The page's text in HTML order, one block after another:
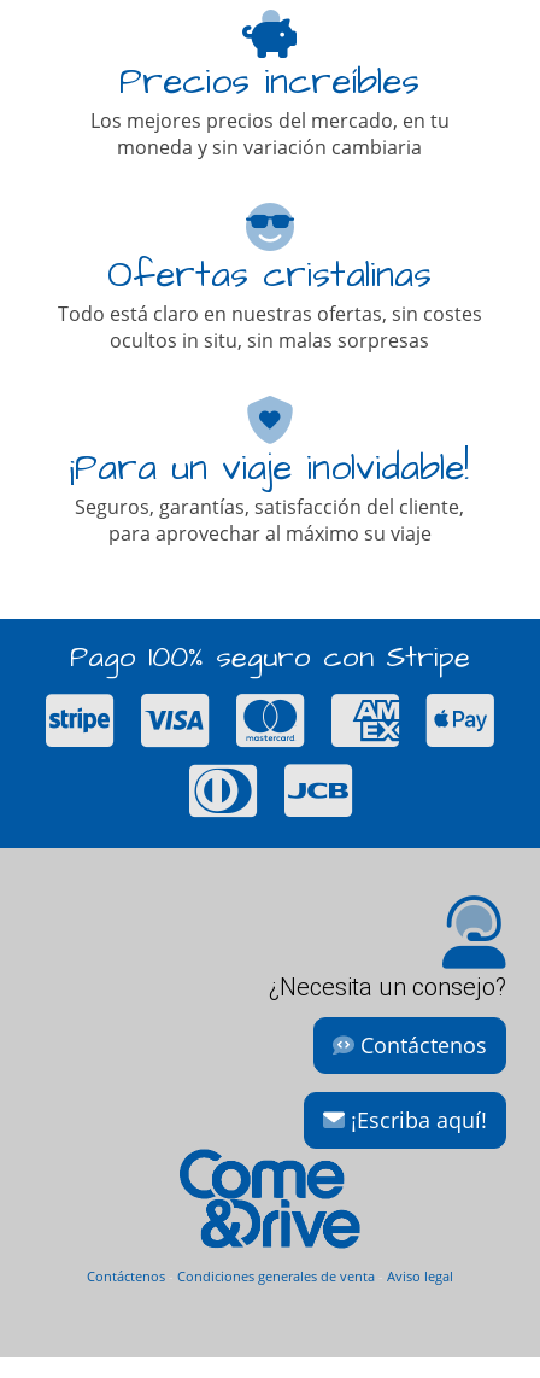
Precios increíbles
Los mejores precios del mercado, en tu
moneda y sin variación cambiaria
Ofertas cristalinas
Todo está claro en nuestras ofertas, sin costes
ocultos in situ, sin malas sorpresas
¡Para un viaje inolvidable!
Seguros, garantías, satisfacción del cliente,
para aprovechar al máximo su viaje
Pago 100% seguro con Stripe
¿Necesita un consejo?
Contáctenos
¡Escriba aquí!
Contáctenos- Condiciones generales de venta- Aviso legal